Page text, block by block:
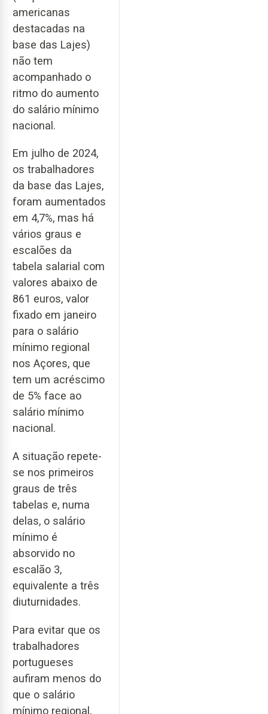
americanas
destacadas na
base das Lajes)
não tem
acompanhado o
ritmo do aumento
do salário mínimo
nacional.
Em julho de 2024,
os trabalhadores
da base das Lajes,
foram aumentados
em 4,7%, mas há
vários graus e
escalões da
tabela salarial com
valores abaixo de
861 euros, valor
fixado em janeiro
para o salário
mínimo regional
nos Açores, que
tem um acréscimo
de 5% face ao
salário mínimo
nacional.
A situação repete-
se nos primeiros
graus de três
tabelas e, numa
delas, o salário
mínimo é
absorvido no
escalão 3,
equivalente a três
diuturnidades.
Para evitar que os
trabalhadores
portugueses
aufiram menos do
que o salário
mínimo regional,